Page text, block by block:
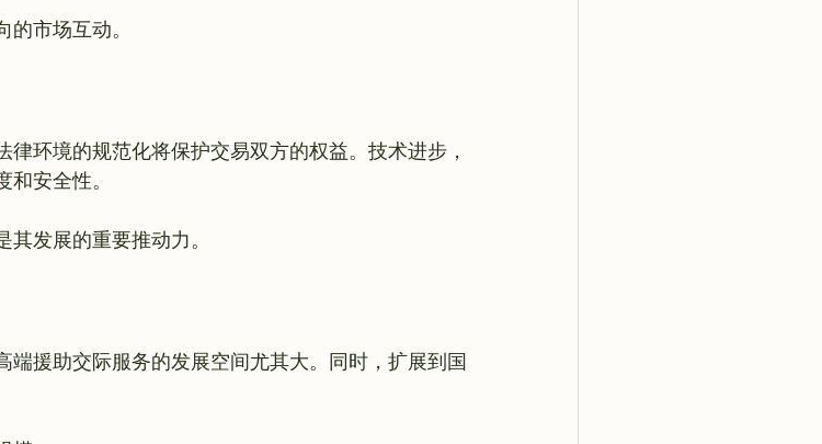
律环境的规范化将保护交易双方的权益。技术进步，
安全性。
端援助交际服务的发展空间尤其大。同时，扩展到国